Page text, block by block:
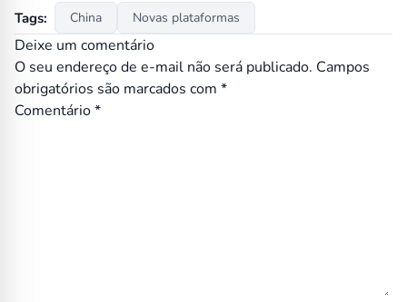
Tags: China Novas plataformas
Deixe um comentário
O seu endereço de e-mail não será publicado. Campos
obrigatórios são marcados com *
Comentário*